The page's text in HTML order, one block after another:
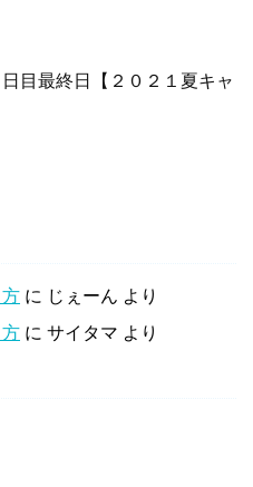
目最終日【２０２１夏キャ
に じぇーん より
に サイタマ より